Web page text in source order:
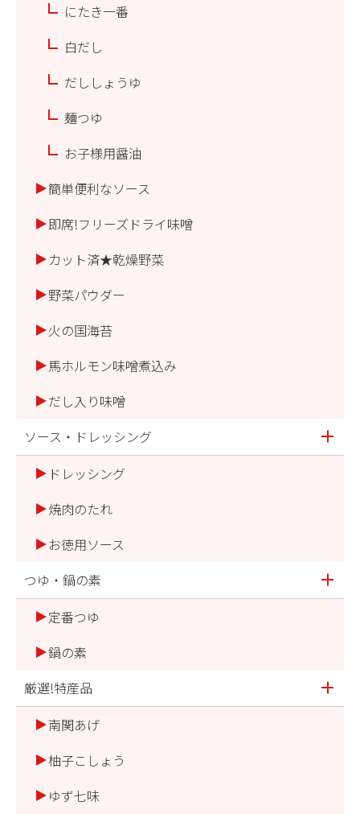
にたき一番
白だし
だししょうゆ
麺つゆ
お子様用醤油
簡単便利なソース
即席!フリーズドライ味噌
カット済★乾燥野菜
野菜パウダー
火の国海苔
馬ホルモン味噌煮込み
だし入り味噌
ソース・ドレッシング
ドレッシング
焼肉のたれ
お徳用ソース
つゆ・鍋の素
定番つゆ
鍋の素
厳選!特産品
南関あげ
柚子こしょう
ゆず七味